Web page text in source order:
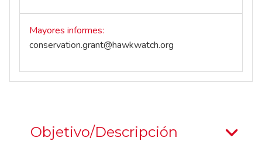
Mayores informes
conservation.grant@hawkwatch.org
Objetivo/Descripción